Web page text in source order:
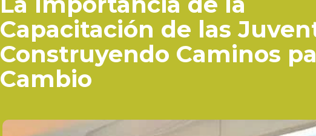
Capacitación de las
Construyendo Caminos
Cambio